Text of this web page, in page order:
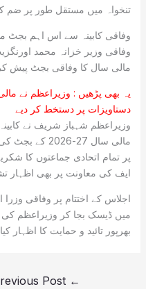
تنخواہ میں مستقل طور پر ضم کر
وفاقی کابینہ سے اس اہم بجٹ
وفاقی وزیر خزانہ محمد
مالی سال کا وفاقی بجٹ پیش
یہ بھی پڑھیں :
دستاویزات پر دستخط کر دیے
وزیراعظم شہباز شریف نے
مالی سال 27-
پر تمام اتحادی جماعتوں کا
ایف کی معاونت پر بھی اظہار
اجلاس کے اختتام پر وفاقی وزرا
میں ڈیسک بجا کر وزیراعظم کی
بھرپور تائید و حمایت کا اظہار کیا۔
←